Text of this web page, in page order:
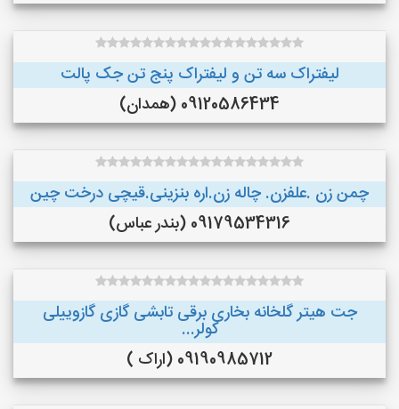
لیفتراک سه تن و لیفتراک پنج تن جک پالت
09120586434 (همدان)
چمن زن .علفزن. چاله زن.اره بنزینی.قیچی درخت چین
09179534316 (بندر عباس)
جت هیتر گلخانه بخاری برقی تابشی گازی گازوییلی
کولر...
09190985712 (اراک )